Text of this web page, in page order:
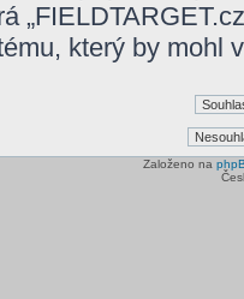
který by mohl
Založeno na